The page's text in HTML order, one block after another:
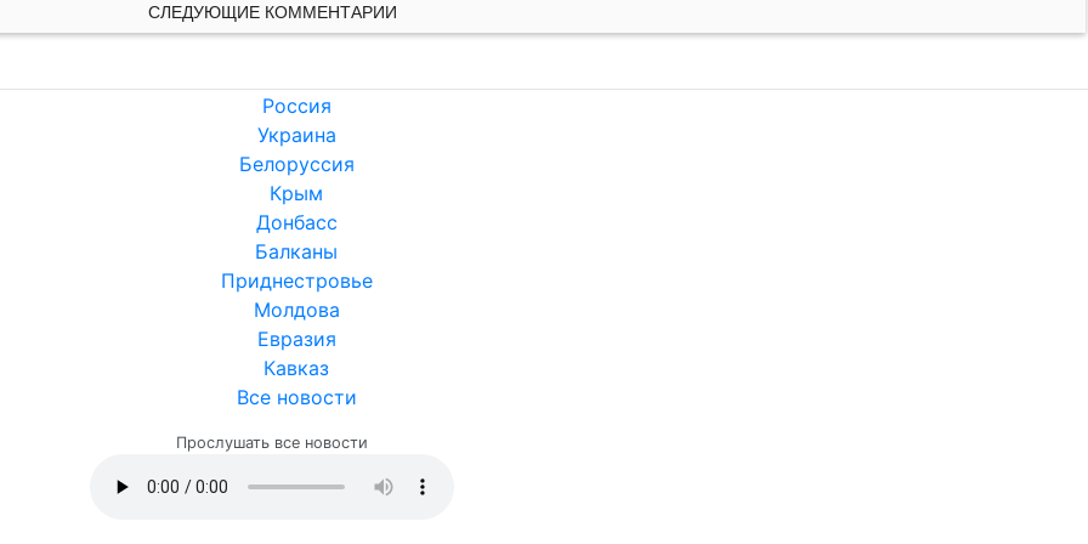
СЛЕДУЮЩИЕ КОММЕНТАРИИ
Россия
Украина
Белоруссия
Крым
Донбасс
Балканы
Приднестровье
Молдова
Евразия
Кавказ
Все новости
Прослушать все новости